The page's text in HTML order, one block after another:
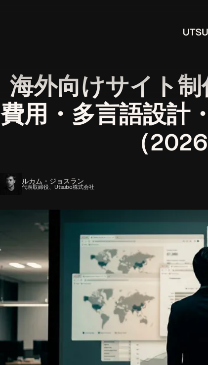
海外向けサイト
費用・多言語設計
（
ルカム・ジョスラン
代表取締役、Utsubo株式会社